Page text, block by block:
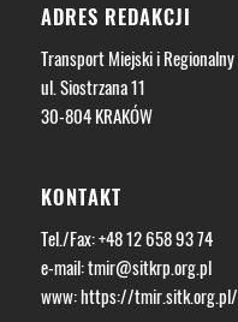
ADRES REDAKCJI
Transport Miejski i Regionalny
ul. Siostrzana 11
30-804 KRAKÓW
KONTAKT
Tel./Fax: +48 12 658 93 74
e-mail:tmir@sitkrp.org.pl
www:https://tmir.sitk.org.pl/